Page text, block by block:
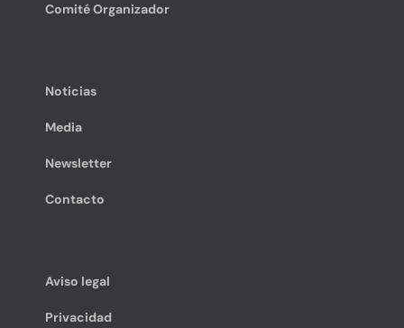
Comité Organizador
Noticias
Media
Newsletter
Contacto
Aviso legal
Privacidad